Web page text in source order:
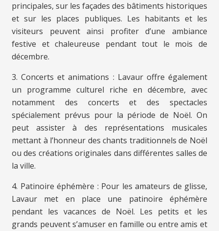
principales, sur les façades des bâtiments historiques
et sur les places publiques. Les habitants et les
visiteurs peuvent ainsi profiter d’une ambiance
festive et chaleureuse pendant tout le mois de
décembre.
3. Concerts et animations : Lavaur offre également
un programme culturel riche en décembre, avec
notamment des concerts et des spectacles
spécialement prévus pour la période de Noël. On
peut assister à des représentations musicales
mettant à l’honneur des chants traditionnels de Noël
ou des créations originales dans différentes salles de
la ville.
4. Patinoire éphémère : Pour les amateurs de glisse,
Lavaur met en place une patinoire éphémère
pendant les vacances de Noël. Les petits et les
grands peuvent s’amuser en famille ou entre amis et